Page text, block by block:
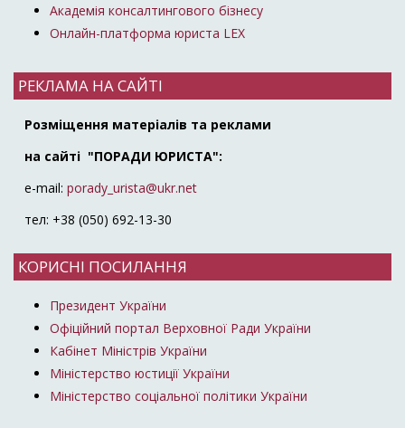
Академія консалтингового бізнесу
Онлайн-платформа юриста LEX
РЕКЛАМА НА САЙТІ
Розміщення матеріалів та реклами
на сайті "ПОРАДИ ЮРИСТА":
e-mail: porady_urista@ukr.net
тел: +38 (050) 692-13-30
КОРИСНІ ПОСИЛАННЯ
Президент України
Офіційний портал Верховної Ради України
Кабінет Міністрів України
Міністерство юстиції України
Міністерство соціальної політики України